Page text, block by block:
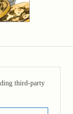
third-party